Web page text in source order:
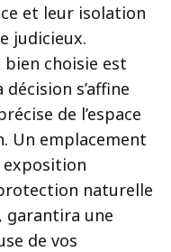
et leur isolation
judicieux.
bien choisie est
s’affine
de l’espace
Un emplacement
exposition
naturelle
garantira une
de vos